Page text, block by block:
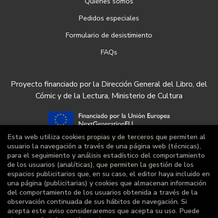
Pedidos especiales
Formulario de desistimiento
FAQs
Proyecto financiado por la Dirección General del Libro, del
Cómic y de la Lectura, Ministerio de Cultura
Esta web utiliza cookies propias y de terceros que permiten al
usuario la navegación a través de una página web (técnicas),
para el seguimiento y análisis estadístico del comportamiento
de los usuarios (analíticas), que permiten la gestión de los
espacios publicitarios que, en su caso, el editor haya incluido en
una página (publicitarias) y cookies que almacenan información
del comportamiento de los usuarios obtenida a través de la
observación continuada de sus hábitos de navegación. Si
acepta este aviso consideraremos que acepta su uso. Puede